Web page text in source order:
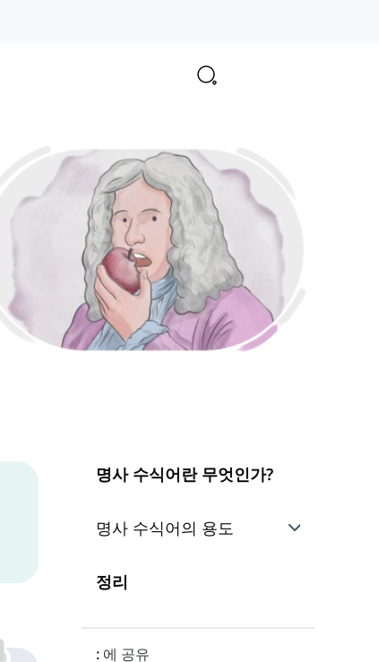
명사 수식어란 무엇인가?
명사 수식어의 용도
기능을 나타내는 명사 수식어
재료를 나타내는 명사 수식어
정리
: 에 공유